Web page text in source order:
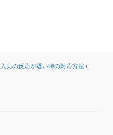
力の反応が遅い時の対応方法 /